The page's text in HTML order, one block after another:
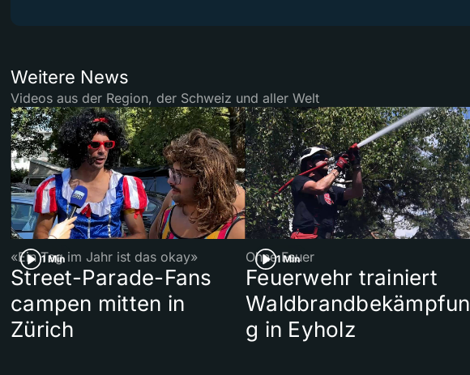
Weitere News
Videos aus der Region, der Schweiz und aller Welt
1 Min
«Ein Tag im Jahr ist das okay»
Street-Parade-Fans
campen mitten in
Zürich
1 Min
Ohne Feuer
Feuerwehr trainiert
Waldbrandbekämpfun
g in Eyholz